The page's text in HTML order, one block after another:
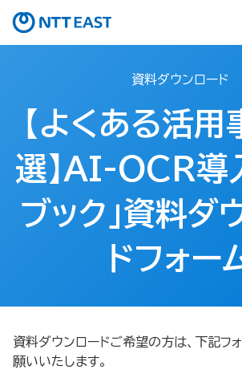
資料ダウンロード
【よくある活
選】AI-OCR導
ブック」資料ダ
ドフォー
資料ダウンロードご希望の方は、下記フ
願いいたします。